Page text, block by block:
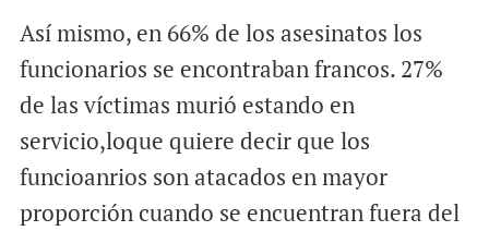
Así mismo, en 66% de los asesinatos los
funcionarios se encontraban francos. 27%
de las víctimas murió estando en
servicio,loque quiere decir que los
funcioanrios son atacados en mayor
proporción cuando se encuentran fuera del